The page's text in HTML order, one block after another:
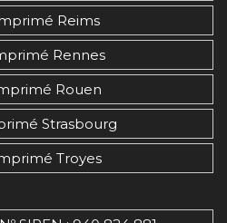
Reims
Rennes
Rouen
Strasbourg
Troyes